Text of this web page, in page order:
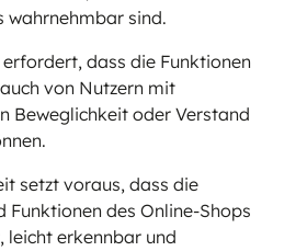
wahrnehmbar sind.
dass die Funktionen
von Nutzern mit
Beweglichkeit oder Verstand
setzt voraus, dass die
des Online-Shops
leicht erkennbar und